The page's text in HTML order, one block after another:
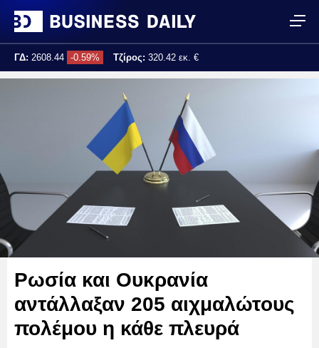
ΓΔ: 2608.44 -0.59% Τζίρος: 320.42 εκ. €
Ρωσία και Ουκρανία
αντάλλαξαν 205 αιχμαλώτους
πολέμου η κάθε πλευρά